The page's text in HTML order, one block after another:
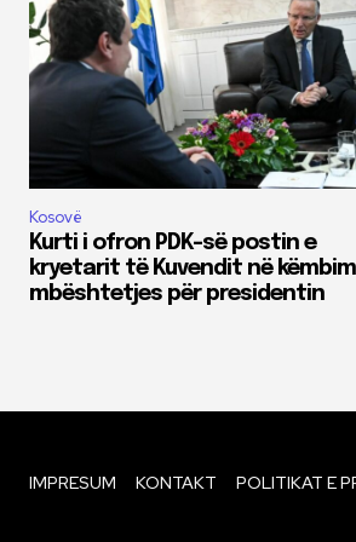
Kosovë
Kurti i ofron PDK-së postin e
kryetarit të Kuvendit në
mbështetjes për presidentin
IMPRESUM KONTAKT POLITIKAT E